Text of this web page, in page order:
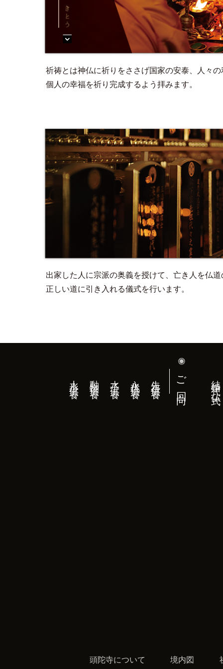
祈祷とは神仏に祈りをささげ国家の安泰、人々の
個人の幸福を祈り完成するよう拝みます。
出家した人に宗派の奥義を授けて、亡き人を仏道
正しい道に引き入れる儀式を行います。
結婚式（仏式）
ご回向
先祖供養
永代供養
水子供養
動物供養
人形供養
頭陀寺について 境内図